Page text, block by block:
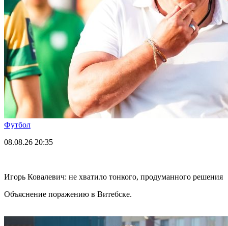
Футбол
08.08.26 20:35
Игорь Ковалевич: не хватило тонкого, продуманного решения
Объяснение поражению в Витебске.